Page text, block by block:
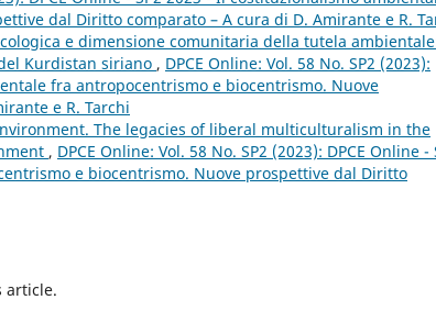
dal Diritto comparato – A cura di D. Amirante e R.
e dimensione comunitaria della tutela
Kurdistan siriano , DPCE Online: Vol. 58 No. SP2 (2023):
fra antropocentrismo e biocentrismo. Nuove
e R. Tarchi
The legacies of liberal multiculturalism in the
, DPCE Online: Vol. 58 No. SP2 (2023): DPCE Online -
e biocentrismo. Nuove prospettive dal Diritto
article.